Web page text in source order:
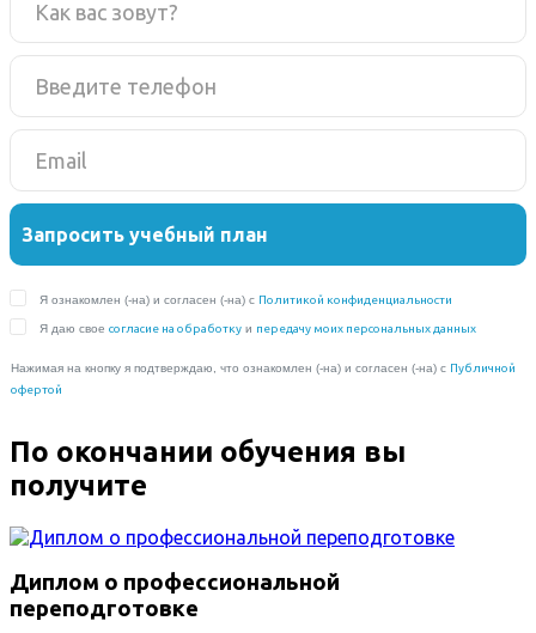
По окончании обучения вы
получите
Диплом о профессиональной
переподготовке